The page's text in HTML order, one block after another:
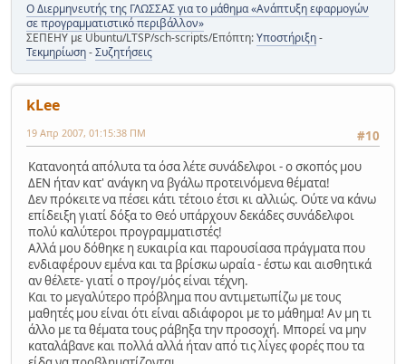
Ο Διερμηνευτής της ΓΛΩΣΣΑΣ για το μάθημα «Ανάπτυξη εφαρμογών
σε προγραμματιστικό περιβάλλον»
ΣΕΠΕΗΥ με Ubuntu/LTSP/sch-scripts/Επόπτη:Υποστήριξη-
Τεκμηρίωση-Συζητήσεις
kLee
#10
19 Απρ 2007, 01:15:38 ΠΜ
Κατανοητά απόλυτα τα όσα λέτε συνάδελφοι - ο σκοπός μου
ΔΕΝ ήταν κατ' ανάγκη να βγάλω προτεινόμενα θέματα!
Δεν πρόκειτε να πέσει κάτι τέτοιο έτσι κι αλλιώς. Ούτε να κάνω
επίδειξη γιατί δόξα το Θεό υπάρχουν δεκάδες συνάδελφοι
πολύ καλύτεροι προγραμματιστές!
Αλλά μου δόθηκε η ευκαιρία και παρουσίασα πράγματα που
ενδιαφέρουν εμένα και τα βρίσκω ωραία - έστω και αισθητικά
αν θέλετε- γιατί ο προγ/μός είναι τέχνη.
Και το μεγαλύτερο πρόβλημα που αντιμετωπίζω με τους
μαθητές μου είναι ότι είναι αδιάφοροι με το μάθημα! Αν μη τι
άλλο με τα θέματα τους ράβηξα την προσοχή. Μπορεί να μην
καταλάβανε και πολλά αλλά ήταν από τις λίγες φορές που τα